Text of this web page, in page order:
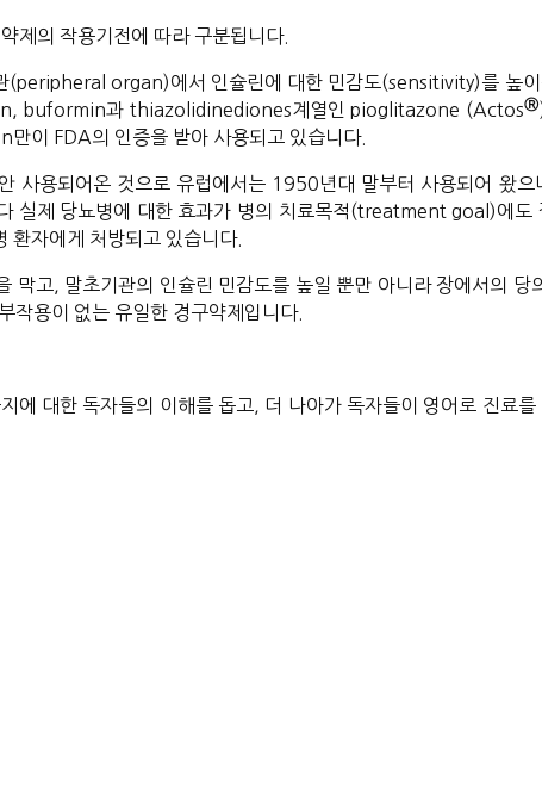
제의 작용기전에 따라 구분됩니다.
(peripheral organ)에서 인슐린에 대한 민감도(sensitivity)를
buformin과 thiazolidinediones계열인 pioglitazone (ActosⓇ
이 FDA의 인증을 받아 사용되고 있습니다.
사용되어온 것으로 유럽에서는 1950년대 말부터 사용되어 왔
실제 당뇨병에 대한 효과가 병의 치료목적(treatment goal)에도
환자에게 처방되고 있습니다.
고, 말초기관의 인슐린 민감도를 높일 뿐만 아니라 장에서의
용이 없는 유일한 경구약제입니다.
에 대한 독자들의 이해를 돕고, 더 나아가 독자들이 영어로 진료